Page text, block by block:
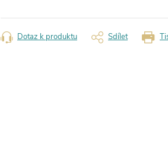
cena:
Dotaz k produktu Sdílet